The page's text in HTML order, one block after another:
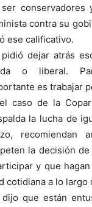
conservadores
contra su
ese calificativo.
dejar atrás
o liberal.
es trabajar
caso de la
la lucha de
recomiendan
la decisión de
y que
cotidiana a lo largo
dijo que están